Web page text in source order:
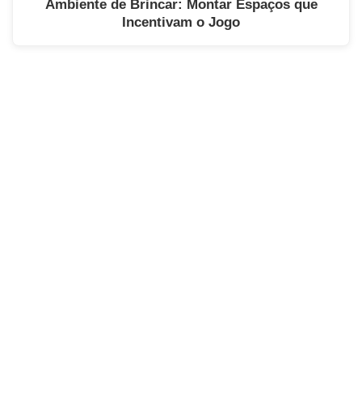
Ambiente de Brincar: Montar Espaços que
Incentivam o Jogo